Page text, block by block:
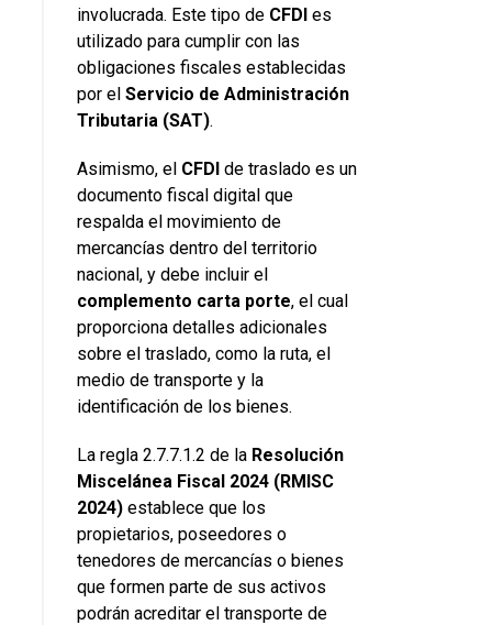
involucrada. Este tipo de CFDIes
utilizado para cumplir con las
obligaciones fiscales establecidas
por elServicio de Administración
Tributaria (SAT).
Asimismo, el CFDIde traslado es un
documento fiscal digital que
respalda el movimiento de
mercancías dentro del territorio
nacional, y debe incluir el
complemento carta porte, el cual
proporciona detalles adicionales
sobre el traslado, como la ruta, el
medio de transporte y la
identificación de los bienes.
La regla 2.7.7.1.2 de laResolución
Miscelánea Fiscal 2024 (RMISC
2024)establece que los
propietarios, poseedores o
tenedores de mercancías o bienes
que formen parte de sus activos
podrán acreditar el transporte de